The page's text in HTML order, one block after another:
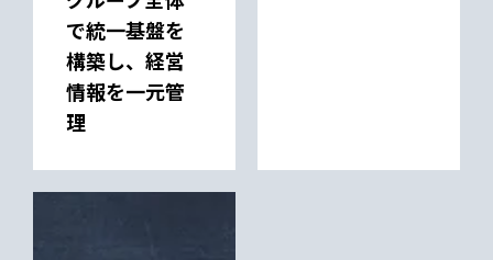
で統一基盤を
構築し、経営
情報を一元管
理